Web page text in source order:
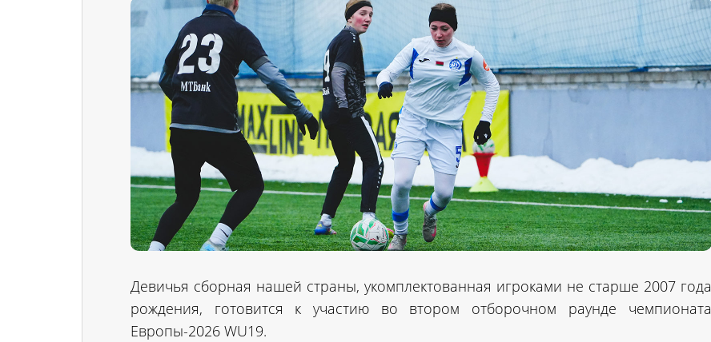
Девичья сборная нашей страны, укомплектованная игроками не старше 2007 года
рождения, готовится к участию во втором отборочном раунде чемпионата
Европы-2026 WU19.